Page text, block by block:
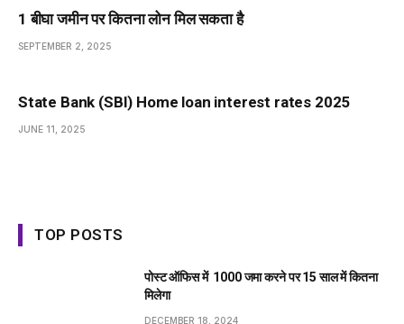
1 बीघा जमीन पर कितना लोन मिल सकता है
SEPTEMBER 2, 2025
State Bank (SBI) Home loan interest rates 2025
JUNE 11, 2025
TOP POSTS
पोस्ट ऑफिस में ₹ 1000 जमा करने पर 15 साल में कितना
मिलेगा
DECEMBER 18, 2024